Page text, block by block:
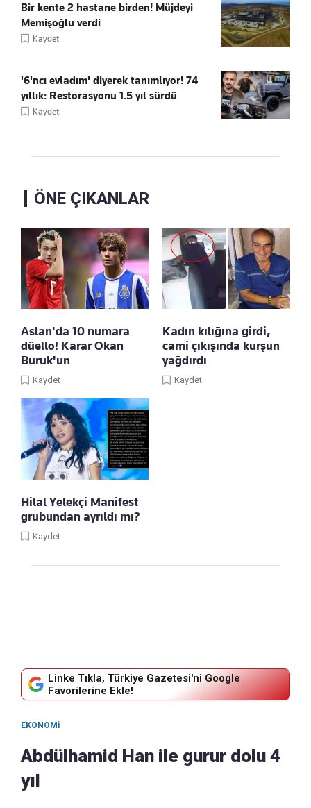
Bir kente 2 hastane birden! Müjdeyi
Memişoğlu verdi
Kaydet
'6'ncı evladım' diyerek tanımlıyor! 74
yıllık: Restorasyonu 1.5 yıl sürdü
Kaydet
ÖNE ÇIKANLAR
Aslan'da 10 numara
düello! Karar Okan
Buruk'un
Kaydet
Kadın kılığına girdi,
cami çıkışında kurşun
yağdırdı
Kaydet
Hilal Yelekçi Manifest
grubundan ayrıldı mı?
Kaydet
Linke Tıkla, Türkiye Gazetesi'ni Google
Favorilerine Ekle!
EKONOMI
Abdülhamid Han ile gurur dolu 4
yıl